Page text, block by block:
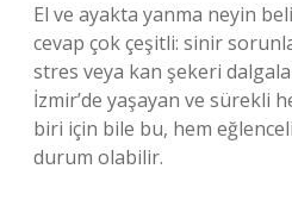
El ve ayakta yanma neyin
cevap çok çeşitli: sinir
stres veya kan şekeri
İzmir’de yaşayan ve sürekli
biri için bile bu, hem
durum olabilir.